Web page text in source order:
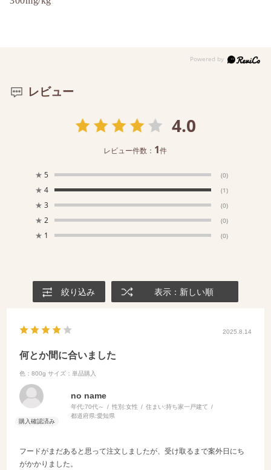
レビュー
4.0
レビュー件数： 1件
★ 5 (0)
★ 4 (1)
★ 3 (0)
★ 2 (0)
★ 1 (0)
絞り込み 表示：新しい順
2025.8.14
何とか間に合いました
色：800g サイズ：単品購入
no name
年代:70代～ 性別:女性 住まい:持ち家一戸建て
都道府県:愛知県
フードがまだあると思って注文しましたが、受け取るまで案外日にち
がかかりました。